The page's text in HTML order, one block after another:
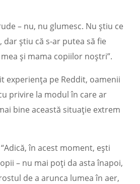
– nu, nu glumesc. Nu știu ce
dar știu că s-ar putea să fie
și mama copiilor noștri”.
experiența pe Reddit, oamenii
privire la modul în care ar
bine această situație extrem
în acest moment, ești
– nu mai poți da asta înapoi,
de a arunca lumea în aer,